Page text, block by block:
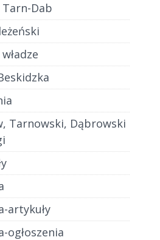
Tarn-Dab
Tarnowski, Dąbrowski
artykuły
ogłoszenia